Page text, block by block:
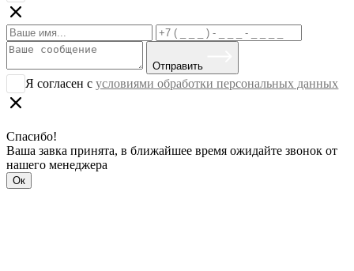
Отправить
Я согласен сусловиями обработки персональных данных
Спасибо!
Ваша завка принята, в ближайшее время ожидайте звонок от
нашего менеджера
Ок